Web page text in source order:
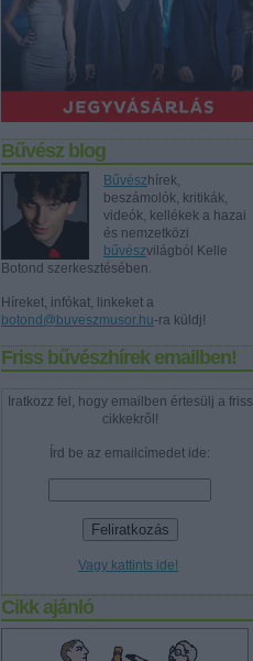
Bűvész blog
Bűvész hírek,
beszámolók, kritikák,
videók, kellékek a hazai
és nemzetközi
bűvészvilágból Kelle
Botond szerkesztésében.
Híreket, infókat, linkeket a
botond@buveszmusor.hu-ra küldj!
Friss bűvészhírek emailben!
Iratkozz fel, hogy emailben értesülj a friss
cikkekről!
Írd be az emailcímedet ide:
Vagy kattints ide!
Cikk ajánló